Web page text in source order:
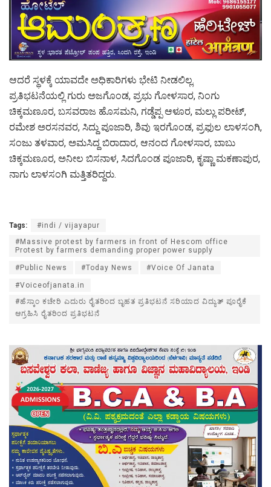
ಆದರೆ ಸ್ಥಳಕ್ಕೆ ಯಾವದೇ ಅಧಿಕಾರಿಗಳು ಭೇಟಿ ನೀಡಲಿಲ್ಲ.
ಪ್ರತಿಭಟನೆಯಲ್ಲಿ ಗುರು ಅಜಗೊಂಡ, ಪ್ರಭು ಗೋಳಸಾರ, ನಿಂಗು
ಚಿಕ್ಕಮಣೂರ, ಬಸವರಾಜ ಹೊಸಮನಿ, ಗಡ್ಡೆಪ್ಪ ಆಳೂರ, ಮಲ್ಲು ಪರೀಟ್,
ರಮೇಶ ಅರಸನವರ, ಸಿದ್ದು ಪೂಜಾರಿ, ಶಿವು ಇರಗೊಂಡ, ಪ್ರಫುಲ ಲಾಳಸಂಗಿ,
ಸಂಜು ತಳವಾರ, ಅಮಸಿದ್ದ ಬಿರಾದಾರ, ಆನಂದ ಗೋಳಸಾರ, ಬಾಬು
ಚಿಕ್ಕಮಣೂರ, ಅನೀಲ ಬಿಸನಾಳ, ಸಿದಗೊಂಡ ಪೂಜಾರಿ, ಕೃಷ್ಣಾ ಮಕಣಾಪುರ,
ನಾಗು ಲಾಳಸಂಗಿ ಮತ್ತಿತರಿದ್ದರು.
Tags:
#indi / vijayapur
#Massive protest by farmers in front of Hescom office
Protest by farmers demanding proper power supply
#Public News #Today News #Voice Of Janata
#Voiceofjanata.in
#ಹೆಸ್ಕಾಂ ಕಚೇರಿ ಎದುರು ರೈತರಿಂದ ಬೃಹತ ಪ್ರತಿಭಟನೆ ಸರಿಯಾದ ವಿದ್ಯುತ್ ಪೂರೈಕೆ
ಆಗ್ರಹಿಸಿ ರೈತರಿಂದ ಪ್ರತಿಭಟನೆ